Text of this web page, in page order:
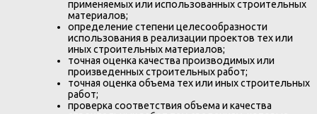
применяемых или использованных строительных
материалов;
определение степени целесообразности
использования в реализации проектов тех или
иных строительных материалов;
точная оценка качества производимых или
произведенных строительных работ;
точная оценка объема тех или иных строительных
работ;
проверка соответствия объема и качества